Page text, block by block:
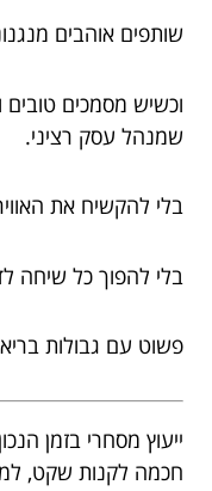
שותפים אוהבים
וכשיש מסמכים
שמנהל עסק רציני.
בלי להקשיח את
בלי להפוך כל שיחה
פשוט עם גבולות
ייעוץ מסחרי בזמן
חכמה לקנות שקט,